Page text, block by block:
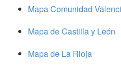
Mapa Comunidad
Mapa de Castilla y León
Mapa de La Rioja